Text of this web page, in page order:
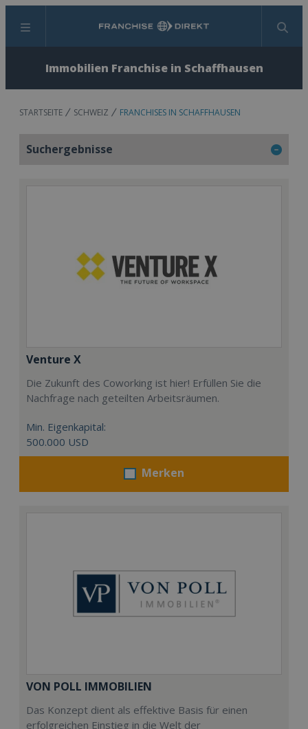
Menü Suchen
Immobilien Franchise in Schaffhausen
STARTSEITE SCHWEIZ FRANCHISES IN SCHAFFHAUSEN
Suchergebnisse
Venture X
Die Zukunft des Coworking ist hier! Erfüllen Sie die
Nachfrage nach geteilten Arbeitsräumen.
Min. Eigenkapital:
500.000 USD
Merken
VON POLL IMMOBILIEN
Das Konzept dient als effektive Basis für einen
erfolgreichen Einstieg in die Welt der